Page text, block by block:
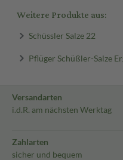
Weitere Produkte aus:
Schüssler Salze 22
Pflüger Schüßler-Salze
Versandarten
i.d.R. am nächsten Werktag
Zahlarten
sicher und bequem